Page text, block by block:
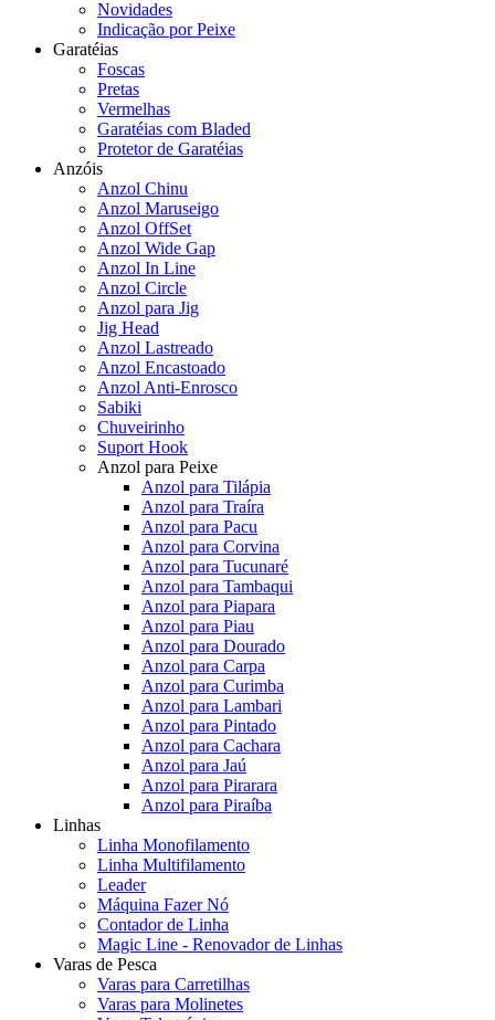
Novidades
Indicação por Peixe
Garatéias
Foscas
Pretas
Vermelhas
Garatéias com Bladed
Protetor de Garatéias
Anzóis
Anzol Chinu
Anzol Maruseigo
Anzol OffSet
Anzol Wide Gap
Anzol In Line
Anzol Circle
Anzol para Jig
Jig Head
Anzol Lastreado
Anzol Encastoado
Anzol Anti-Enrosco
Sabiki
Chuveirinho
Suport Hook
Anzol para Peixe
Anzol para Tilápia
Anzol para Traíra
Anzol para Pacu
Anzol para Corvina
Anzol para Tucunaré
Anzol para Tambaqui
Anzol para Piapara
Anzol para Piau
Anzol para Dourado
Anzol para Carpa
Anzol para Curimba
Anzol para Lambari
Anzol para Pintado
Anzol para Cachara
Anzol para Jaú
Anzol para Pirarara
Anzol para Piraíba
Linhas
Linha Monofilamento
Linha Multifilamento
Leader
Máquina Fazer Nó
Contador de Linha
Magic Line - Renovador de Linhas
Varas de Pesca
Varas para Carretilhas
Varas para Molinetes